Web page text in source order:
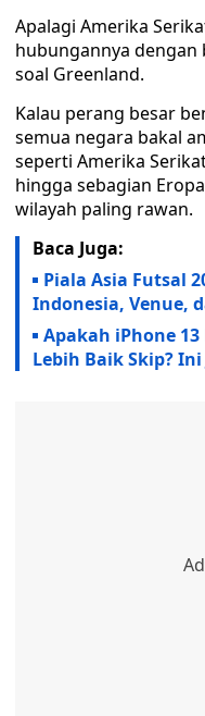
Apalagi Amerika
hubungannya dengan
soal Greenland.
Kalau perang besar
semua negara bakal
seperti Amerika
hingga sebagian
wilayah paling rawan.
Baca Juga:
Piala Asia Futsal
Indonesia, Venue,
Apakah iPhone
Lebih Baik Skip?